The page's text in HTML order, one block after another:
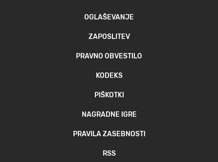
OGLAŠEVANJE
ZAPOSLITEV
PRAVNO OBVESTILO
KODEKS
PIŠKOTKI
NAGRADNE IGRE
PRAVILA ZASEBNOSTI
RSS